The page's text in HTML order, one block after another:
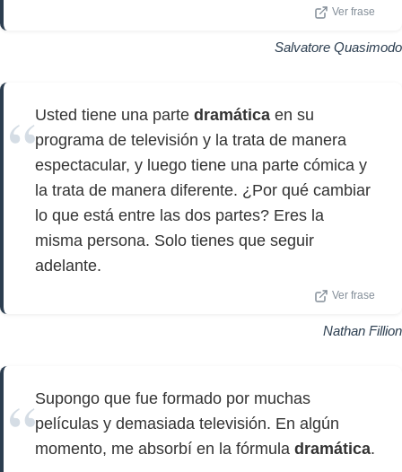
Ver frase
Salvatore Quasimodo
Usted tiene una parte dramática en su
programa de televisión y la trata de manera
espectacular, y luego tiene una parte cómica y
la trata de manera diferente. ¿Por qué cambiar
lo que está entre las dos partes? Eres la
misma persona. Solo tienes que seguir
adelante.
Ver frase
Nathan Fillion
Supongo que fue formado por muchas
películas y demasiada televisión. En algún
momento, me absorbí en la fórmula dramática.